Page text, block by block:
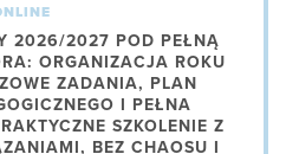
2026/2027 POD PEŁNĄ
ORGANIZACJA ROKU
ZADANIA, PLAN
I PEŁNA
SZKOLENIE Z
BEZ CHAOSU I